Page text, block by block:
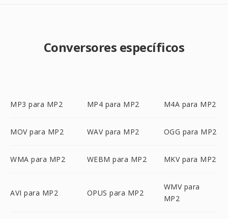
Conversores específicos
MP3 para MP2 MP4 para MP2 M4A para MP2
MOV para MP2 WAV para MP2 OGG para MP2
WMA para MP2 WEBM para MP2 MKV para MP2
AVI para MP2 OPUS para MP2
WMV para
MP2